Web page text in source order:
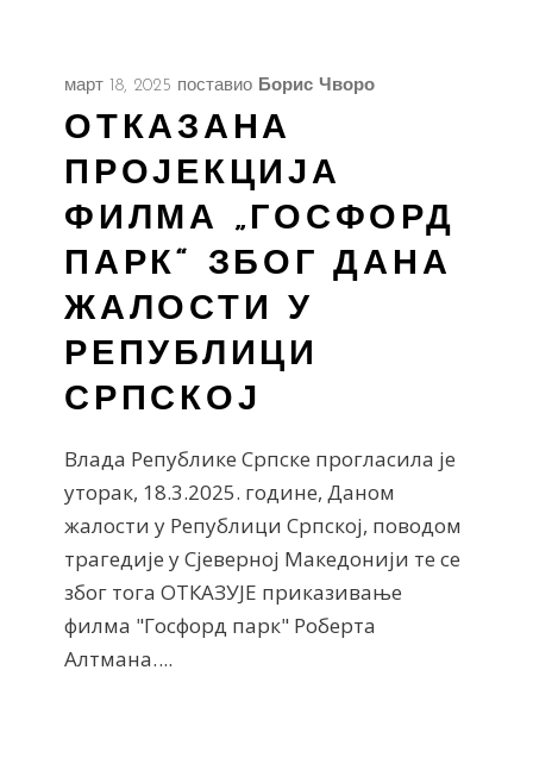
март 18, 2025 поставио Борис Чворо
ОТКАЗАНА
ПРОЈЕКЦИЈА
ФИЛМА „ГОСФОРД
ПАРК“ ЗБОГ ДАНА
ЖАЛОСТИ У
РЕПУБЛИЦИ
СРПСКОЈ
Влада Републике Српске прогласила је
уторак, 18.3.2025. године, Даном
жалости у Републици Српској, поводом
трагедије у Сјеверној Македонији те се
због тога ОТКАЗУЈЕ приказивање
филма "Госфорд парк" Роберта
Алтмана.